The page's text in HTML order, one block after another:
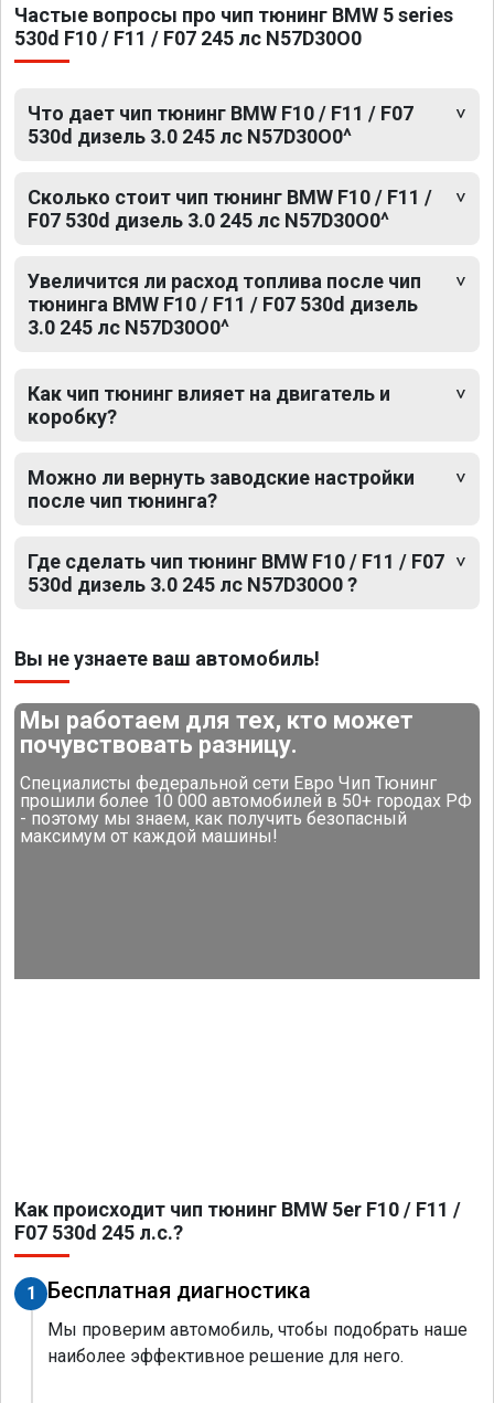
Частые вопросы про чип тюнинг BMW 5 series
530d F10 / F11 / F07 245 лс N57D30O0
Что дает чип тюнинг BMW F10 / F11 / F07
530d дизель 3.0 245 лс N57D30O0^
Сколько стоит чип тюнинг BMW F10 / F11 /
F07 530d дизель 3.0 245 лс N57D30O0^
Увеличится ли расход топлива после чип
тюнинга BMW F10 / F11 / F07 530d дизель
3.0 245 лс N57D30O0^
Как чип тюнинг влияет на двигатель и
коробку?
Можно ли вернуть заводские настройки
после чип тюнинга?
Где сделать чип тюнинг BMW F10 / F11 / F07
530d дизель 3.0 245 лс N57D30O0 ?
Вы не узнаете ваш автомобиль!
Мы работаем для тех, кто может
почувствовать разницу.
Специалисты федеральной сети Евро Чип Тюнинг
прошили более 10 000 автомобилей в 50+ городах РФ
- поэтому мы знаем, как получить безопасный
максимум от каждой машины!
Как происходит чип тюнинг BMW 5er F10 / F11 /
F07 530d 245 л.с.?
1 Бесплатная диагностика
Мы проверим автомобиль, чтобы подобрать наше
наиболее эффективное решение для него.